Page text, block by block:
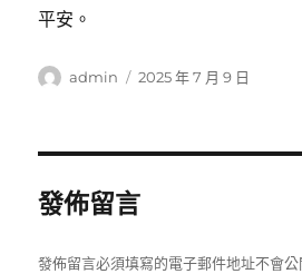
平安。
作
admin
發
2025 年 7 月 9 日
發佈留言
發佈留言必須填寫的電子郵件地址不會公